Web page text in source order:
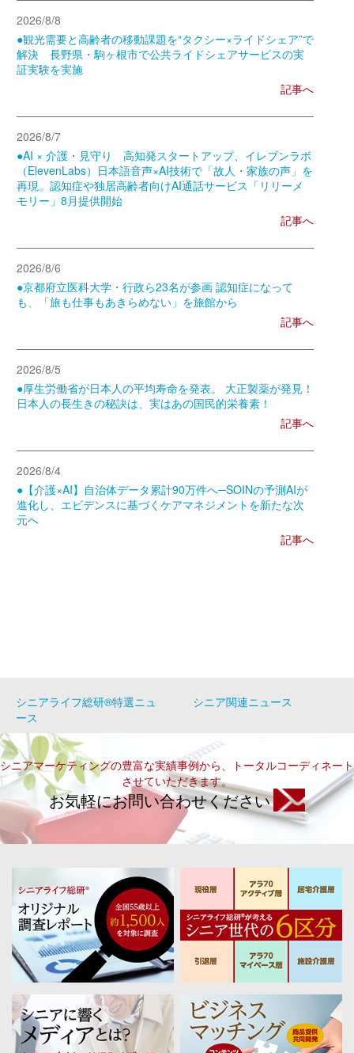
2026/8/8
●観光需要と高齢者の移動課題を“タクシー×ライドシェア”で
解決 長野県・駒ヶ根市で公共ライドシェアサービスの実
証実験を実施
記事へ
2026/8/7
●AI × 介護・見守り 高知発スタートアップ、イレブンラボ
（ElevenLabs）日本語音声×AI技術で「故人・家族の声」を
再現。認知症や独居高齢者向けAI通話サービス「リリーメ
モリー」8月提供開始
記事へ
2026/8/6
●京都府立医科大学・行政ら23名が参画 認知症になって
も、「旅も仕事もあきらめない」を旅館から
記事へ
2026/8/5
●厚生労働省が日本人の平均寿命を発表。 大正製薬が発見！
日本人の長生きの秘訣は、実はあの国民的栄養素！
記事へ
2026/8/4
●【介護×AI】自治体データ累計90万件へ─SOINの予測AIが
進化し、エビデンスに基づくケアマネジメントを新たな次
元へ
記事へ
シニアライフ総研®特選ニュ
ース
シニア関連ニュース
シニアマーケティングの豊富な実績事例から、トータルコーディネート
させていただきます。
お気軽にお問い合わせください